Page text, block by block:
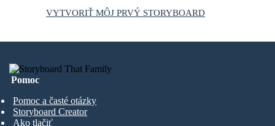
VYTVORIŤ MÔJ PRVÝ STORYBOARD
Pomoc
Pomoc a časté otázky
Storyboard Creator
Ako tlačiť